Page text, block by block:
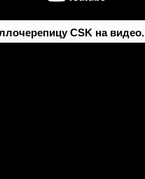
CSK на видео.